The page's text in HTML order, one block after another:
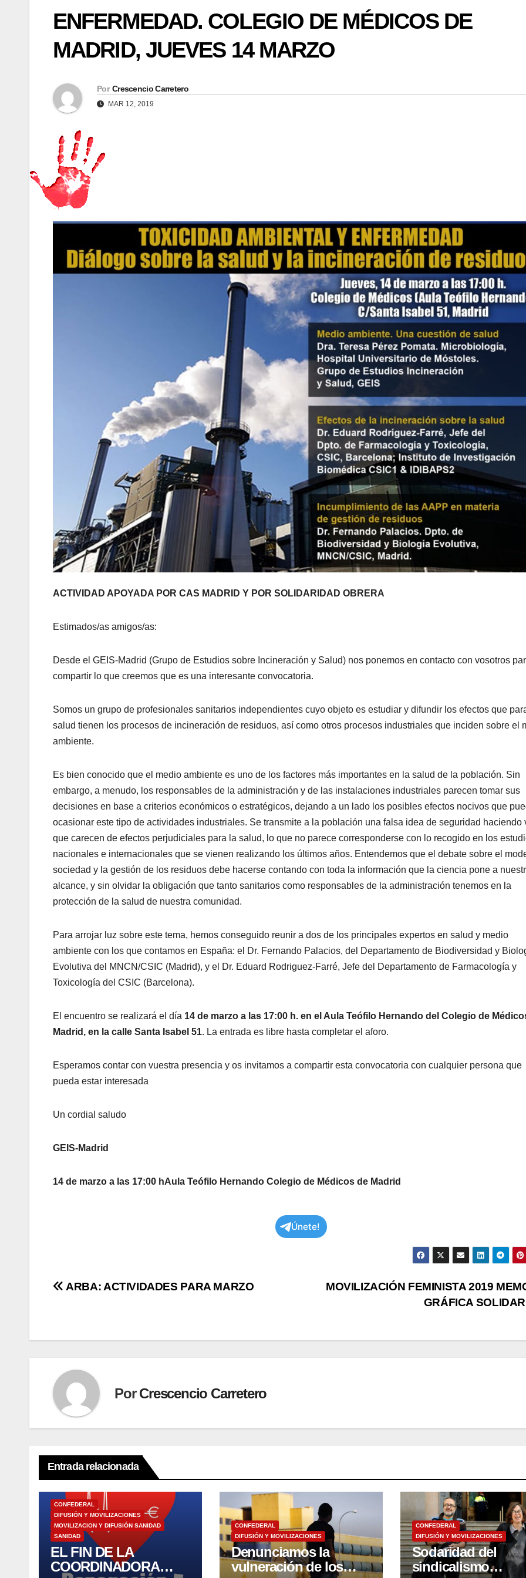
ENFERMEDAD. COLEGIO DE MÉDICOS DE
MADRID, JUEVES 14 MARZO
Por Crescencio Carretero
MAR 12, 2019
ACTIVIDAD APOYADA POR CAS MADRID Y POR SOLIDARIDAD OBRERA
Estimados/as amigos/as:
Desde el GEIS-Madrid (Grupo de Estudios sobre Incineración y Salud) nos ponemos en contacto con vosotros
compartir lo que creemos que es una interesante convocatoria.
Somos un grupo de profesionales sanitarios independientes cuyo objeto es estudiar y difundir los efectos que
salud tienen los procesos de incineración de residuos, así como otros procesos industriales que inciden sobre el
ambiente.
Es bien conocido que el medio ambiente es uno de los factores más importantes en la salud de la población. Sin
embargo, a menudo, los responsables de la administración y de las instalaciones industriales parecen tomar sus
decisiones en base a criterios económicos o estratégicos, dejando a un lado los posibles efectos nocivos que
ocasionar este tipo de actividades industriales. Se transmite a la población una falsa idea de seguridad haciendo
que carecen de efectos perjudiciales para la salud, lo que no parece corresponderse con lo recogido en los
nacionales e internacionales que se vienen realizando los últimos años. Entendemos que el debate sobre el
sociedad y la gestión de los residuos debe hacerse contando con toda la información que la ciencia pone a
alcance, y sin olvidar la obligación que tanto sanitarios como responsables de la administración tenemos en la
protección de la salud de nuestra comunidad.
Para arrojar luz sobre este tema, hemos conseguido reunir a dos de los principales expertos en salud y medio
ambiente con los que contamos en España: el Dr. Fernando Palacios, del Departamento de Biodiversidad y
Evolutiva del MNCN/CSIC (Madrid), y el Dr. Eduard Rodriguez-Farré, Jefe del Departamento de Farmacología y
Toxicología del CSIC (Barcelona).
El encuentro se realizará el día 14 de marzo a las 17:00 h. en el Aula Teófilo Hernando del Colegio de
Madrid, en la calle Santa Isabel 51. La entrada es libre hasta completar el aforo.
Esperamos contar con vuestra presencia y os invitamos a compartir esta convocatoria con cualquier persona que
pueda estar interesada
Un cordial saludo
GEIS-Madrid
14 de marzo a las 17:00 hAula Teófilo Hernando Colegio de Médicos de Madrid
Únete!
Navegación
entradas
MOVILIZACIÓN FEMINISTA 2019
GRÁFICA
ARBA: ACTIVIDADES PARA MARZO
PorCrescencio Carretero
Entrada relacionada
CONFEDERAL
DIFUSIÓN Y MOVILIZACIONES
MOVILIZACION Y DIFUSIÓN SANIDAD
SANIDAD
EL FIN DE LA
COORDINADORA
CONFEDERAL
DIFUSIÓN Y MOVILIZACIONES
Denunciamos la
vulneración de los
CONFEDERAL
DIFUSIÓN Y MOVILIZACIONES
Sodaridad del
sindicalismo